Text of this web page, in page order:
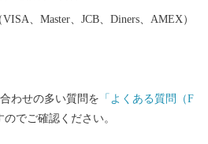
実感いただける品質を誇ります。
、Master、JCB、Diners、AMEX）
わせの多い質問を 「よくある質問（F
でご確認ください。